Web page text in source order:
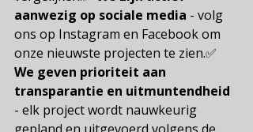
aanwezig op sociale media - volg
ons op Instagram en Facebook om
onze nieuwste projecten te zien.✅
We geven prioriteit aan
transparantie en uitmuntendheid
- elk project wordt nauwkeurig